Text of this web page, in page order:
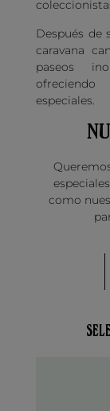
Después de
caravana
paseos
especiales.
como